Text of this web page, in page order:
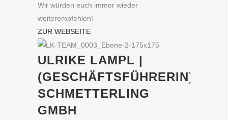
Wir würden euch immer wieder
weiterempfehlen!
ZUR WEBSEITE
ULRIKE LAMPL |
(GESCHÄFTSFÜHRERIN)
SCHMETTERLING
GMBH